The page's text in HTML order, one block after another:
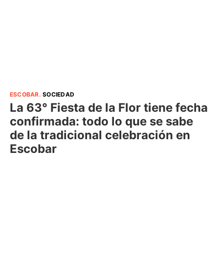
ESCOBAR.SOCIEDAD
La 63° Fiesta de la Flor tiene fecha
confirmada: todo lo que se sabe
de la tradicional celebración en
Escobar